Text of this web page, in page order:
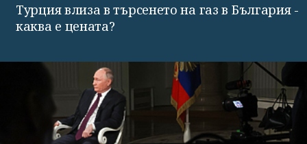
Турция влиза в търсенето на газ в България -
каква е цената?